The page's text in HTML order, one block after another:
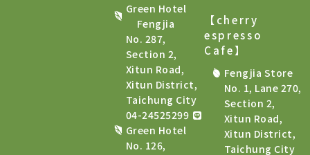
Green Hotel
Fengjia
No. 287,
Section 2,
Xitun Road,
Xitun District,
Taichung City
04-24525299
Green Hotel
No. 126,
【cherry
espresso
Cafe】
Fengjia Store
No. 1, Lane 270,
Section 2,
Xitun Road,
Xitun District,
Taichung City